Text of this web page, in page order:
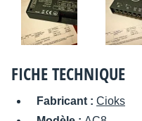
FICHE TECHNIQUE
Fabricant : Cioks